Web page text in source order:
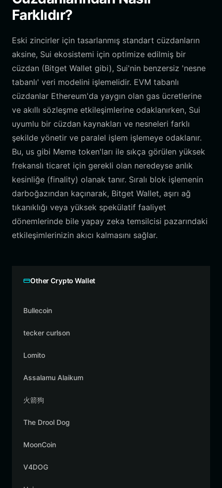
Farklıdır?
Eski zincirler için tasarlanmış standart cüzdanların
aksine, Sui ekosistemi için optimize edilmiş bir
cüzdan (Bitget Wallet gibi), Sui'nin benzersiz 'nesne
tabanlı' veri modelini işlemelidir. EVM tabanlı
cüzdanlar Ethereum'da yaygın olan gas ücretlerine
ve akıllı sözleşme etkileşimlerine odaklanırken, Sui
uyumlu bir cüzdan kaynakları ve nesneleri farklı
şekilde yönetir ve paralel işlem işlemeye odaklanır.
Bu, us gibi Meme token'ları ile sıkça görülen yüksek
frekanslı ticaret için gerekli olan neredeyse anlık
kesinliğe (finality) olanak tanır. Sıralı blok işlemenin
darboğazından kaçınarak, Bitget Wallet, aşırı ağ
tıkanıklığı veya yüksek spekülatif faaliyet
dönemlerinde bile yapay zeka temsilcisi pazarındaki
etkileşimlerinizin akıcı kalmasını sağlar.
Other Crypto Wallet
Bullecoin
tecker curlson
Lomito
Assalamu Alaikum
火箭狗
The Drool Dog
MoonCoin
V4DOG